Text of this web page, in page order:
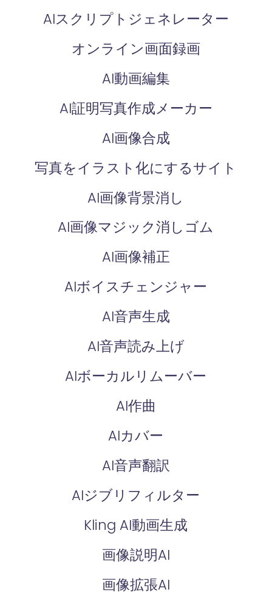
AIスクリプトジェネレーター
オンライン画面録画
AI動画編集
AI証明写真作成メーカー
AI画像合成
写真をイラスト化にするサイト
AI画像背景消し
AI画像マジック消しゴム
AI画像補正
AIボイスチェンジャー
AI音声生成
AI音声読み上げ
AIボーカルリムーバー
AI作曲
AIカバー
AI音声翻訳
AIジブリフィルター
Kling AI動画生成
画像説明AI
画像拡張AI